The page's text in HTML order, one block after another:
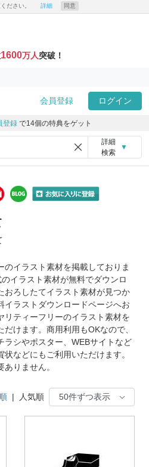
ださい。 詳細 同意
1600万人突破！
会員登録 ログイン
登録 で14個の特典をゲット
詳細
検索
▼
のイラスト素材を掲載しておりま
イラスト素材が無料でダウンロ
おろしたてイラスト素材が見つか
イラストダウンロードページへお
リティーフリーのイラスト素材を
けます。商用利用もOKなので、
ラシやポスター、WEBサイトなど
などにもご利用いただけます。
りません。
| 人気順